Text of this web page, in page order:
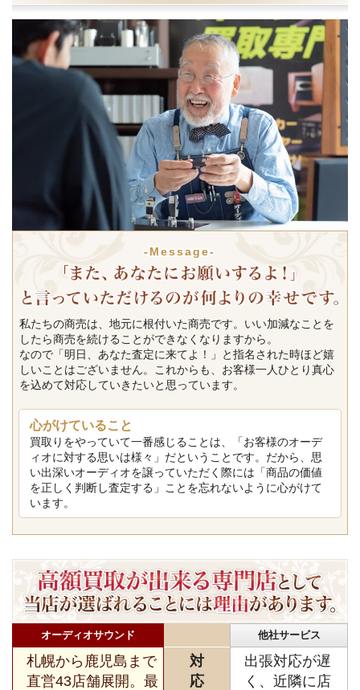
-Message-
私たちの商売は、地元に根付いた商売です。いい加減なことを
したら商売を続けることができなくなりますから。
なので「明日、あなた査定に来てよ！」と指名された時ほど嬉
しいことはございません。これからも、お客様一人ひとり真心
を込めて対応していきたいと思っています。
心がけていること
買取りをやっていて一番感じることは、「お客様のオーデ
ィオに対する思いは様々」だということです。だから、思
い出深いオーディオを譲っていただく際には「商品の価値
を正しく判断し査定する」ことを忘れないように心がけて
います。
オーディオサウンド 他社サービス
札幌から鹿児島まで
直営43店舗展開。最
対
応
出張対応が遅
く、近隣に店